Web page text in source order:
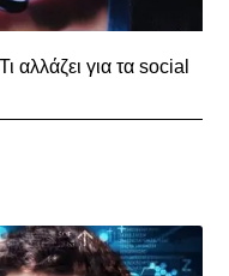
αλλάζει για τα social